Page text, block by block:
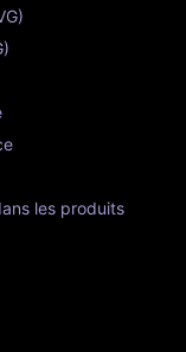
les produits